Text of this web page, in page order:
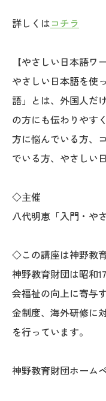
詳しくはコチラ
【やさしい日本語ワ
やさしい日本語を使
語」とは、外国人だ
の方にも伝わりやす
方に悩んでいる方、
でいる方、やさしい
◇主催
八代明恵「入門・や
◇この講座は神野教
神野教育財団は昭和
会福祉の向上に寄与
金制度、海外研修に
を行っています。
神野教育財団ホーム